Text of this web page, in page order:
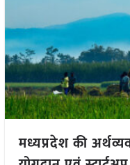
मध्यप्रदेश की